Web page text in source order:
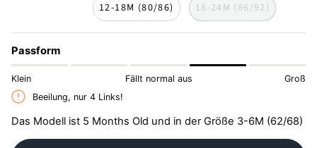
12-18M (80/86) 18-24M (86/92)
Passform
Klein Fällt normal aus
Groß
Beeilung, nur 4 Links!
Das Modell ist 5 Months Old und in der Größe 3-6M (62/68)